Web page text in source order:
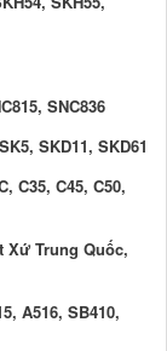
SNC836
SKD11, SKD61
C35, C45, C50,
Xứ Trung Quốc,
A516, SB410,